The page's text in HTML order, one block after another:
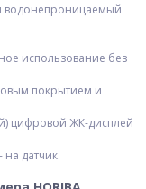
водонепроницаемый
использование без
покрытием и
цифровой ЖК-дисплей
на датчик.